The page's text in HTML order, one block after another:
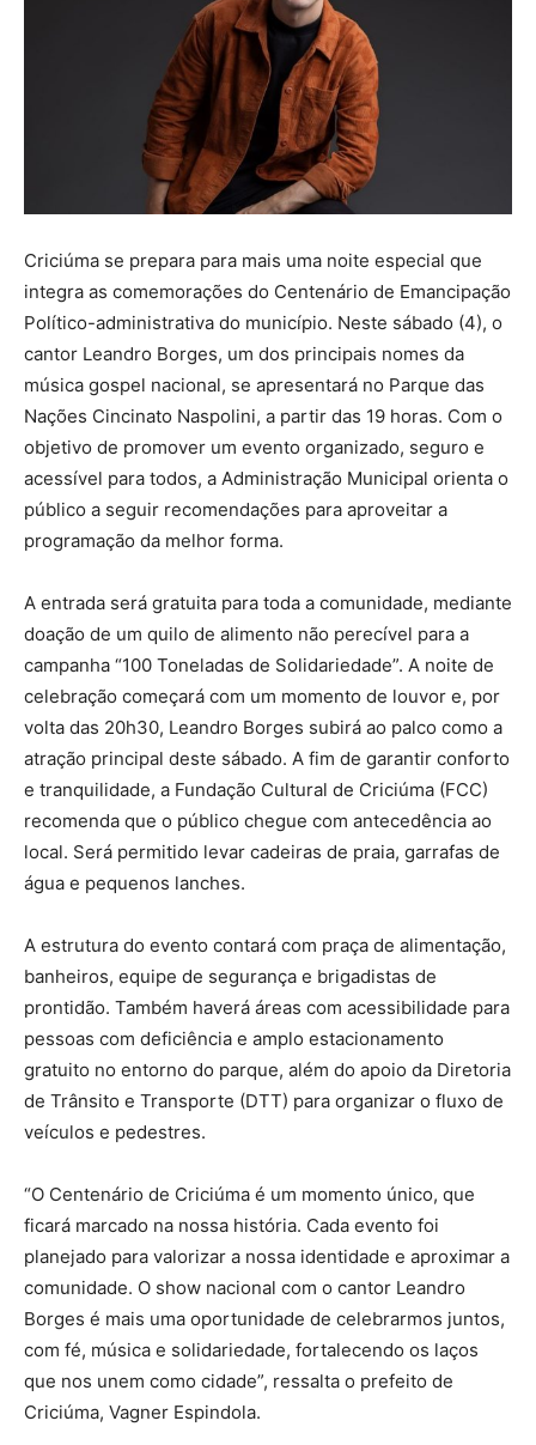
Criciúma se prepara para mais uma noite especial que
integra as comemorações do Centenário de Emancipação
Político-administrativa do município. Neste sábado (4), o
cantor Leandro Borges, um dos principais nomes da
música gospel nacional, se apresentará no Parque das
Nações Cincinato Naspolini, a partir das 19 horas. Com o
objetivo de promover um evento organizado, seguro e
acessível para todos, a Administração Municipal orienta o
público a seguir recomendações para aproveitar a
programação da melhor forma.
A entrada será gratuita para toda a comunidade, mediante
doação de um quilo de alimento não perecível para a
campanha “100 Toneladas de Solidariedade”. A noite de
celebração começará com um momento de louvor e, por
volta das 20h30, Leandro Borges subirá ao palco como a
atração principal deste sábado. A fim de garantir conforto
e tranquilidade, a Fundação Cultural de Criciúma (FCC)
recomenda que o público chegue com antecedência ao
local. Será permitido levar cadeiras de praia, garrafas de
água e pequenos lanches.
A estrutura do evento contará com praça de alimentação,
banheiros, equipe de segurança e brigadistas de
prontidão. Também haverá áreas com acessibilidade para
pessoas com deficiência e amplo estacionamento
gratuito no entorno do parque, além do apoio da Diretoria
de Trânsito e Transporte (DTT) para organizar o fluxo de
veículos e pedestres.
“O Centenário de Criciúma é um momento único, que
ficará marcado na nossa história. Cada evento foi
planejado para valorizar a nossa identidade e aproximar a
comunidade. O show nacional com o cantor Leandro
Borges é mais uma oportunidade de celebrarmos juntos,
com fé, música e solidariedade, fortalecendo os laços
que nos unem como cidade”, ressalta o prefeito de
Criciúma, Vagner Espindola.